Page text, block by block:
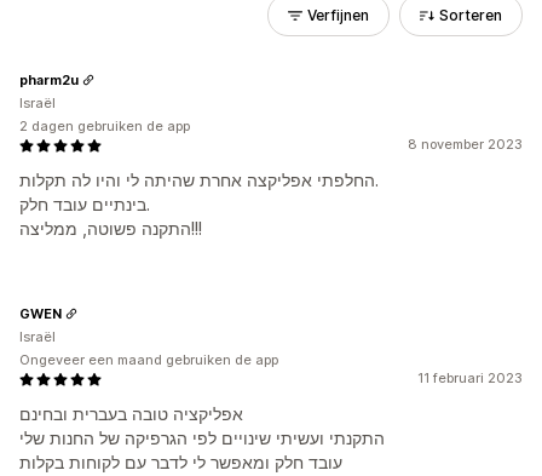
Verfijnen Sorteren
8 november 2023
החלפתי אפליקצה אחרת שהיתה לי והיו לה תקלות.
בינתיים עובד חלק.
התקנה פשוטה, ממליצה!!!
pharm2u
Israël
2 dagen gebruiken de app
11 februari 2023
אפליקציה טובה בעברית ובחינם
התקנתי ועשיתי שינויים לפי הגרפיקה של החנות שלי
עובד חלק ומאפשר לי לדבר עם לקוחות בקלות
GWEN
Israël
Ongeveer een maand gebruiken de app